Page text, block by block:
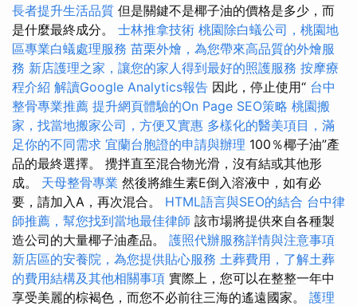
長者提升生活品質 但是關鍵不是椰子油的價格是多少，而
是什麼最終成分。 士林推拿技術 桃園除白蟻公司，桃園地
區專業白蟻處理服務 苗栗外燴，為您帶來高品質的外燴服
務 新店護理之家，讓您的家人得到最好的照護服務 按摩療
程介紹 解讀Google Analytics報告 因此，停止使用“ 台中
整骨專業推薦 提升網頁體驗的On Page SEO策略 桃園搬
家，找當地搬家公司，方便又實惠 多樣化的醫美項目，滿
足你的不同需求 宜蘭台胞證的申請與辦理 100％椰子油”產
品的最終選擇。 攪拌直至混合物光滑，沒有結或其他形
成。 天母整骨專業 然後將維生素E倒入溶液中，如有必
要，請加入A，再次混合。 HTML語言與SEO的結合 台中律
師推薦，幫您找到當地最佳律師 該市場將提供來自各種製
造公司的大量椰子油產品。 護照代辦服務詳情與注意事項
新店區的安養院，為您提供貼心服務 土葬費用，了解土葬
的費用結構及其他相關事項 實際上，您可以在整整一年中
享受美麗的棕褐色，而您不必前往三海的遙遠國家。 護理